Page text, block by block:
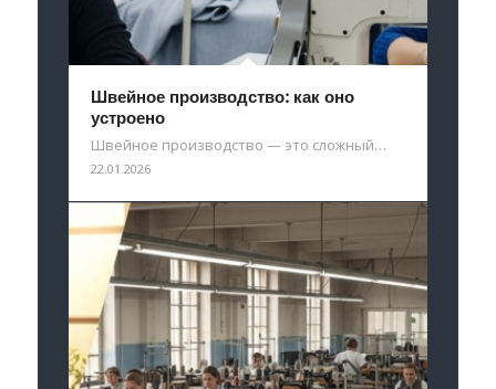
Швейное производство: как оно
устроено
Швейное производство — это сложный…
22.01.2026